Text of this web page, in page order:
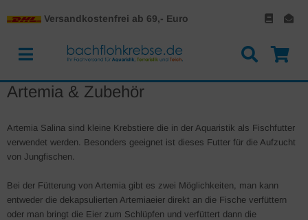
Versandkostenfrei ab 69,- Euro
Artemia & Zubehör
Artemia Salina sind kleine Krebstiere die in der Aquaristik als Fischfutter
verwendet werden. Besonders geeignet ist dieses Futter für die Aufzucht
von Jungfischen.
Bei der Fütterung von Artemia gibt es zwei Möglichkeiten, man kann
entweder die dekapsulierten Artemiaeier direkt an die Fische verfüttern
oder man bringt die Eier zum Schlüpfen und verfüttert dann die